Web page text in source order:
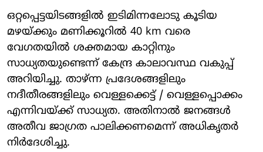
ഒറ്റപ്പെട്ടയിടങ്ങളില്‍ ഇടിമിന്നലോടു കൂടിയ
മഴയ്ക്കും മണിക്കൂറില്‍ 40 km വരെ
വേഗതയില്‍ ശക്തമായ കാറ്റിനും
സാധ്യതയുണ്ടെന്ന് കേന്ദ്ര കാലാവസ്ഥ വകുപ്പ്
അറിയിച്ചു. താഴ്ന്ന പ്രദേശങ്ങളിലും
നദീതീരങ്ങളിലും വെള്ളക്കെട്ട് / വെള്ളപ്പൊക്കം
എന്നിവയ്ക്ക് സാധ്യത. അതിനാല്‍ ജനങ്ങള്‍
അതീവ ജാഗ്രത പാലിക്കണമെന്ന് അധികൃതര്‍
നിര്‍ദേശിച്ചു.